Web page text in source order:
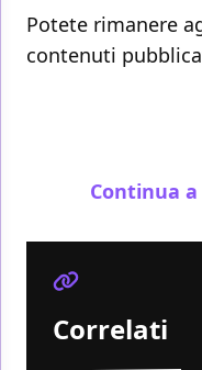
Potete rimanere
contenuti
Continua
Correlati